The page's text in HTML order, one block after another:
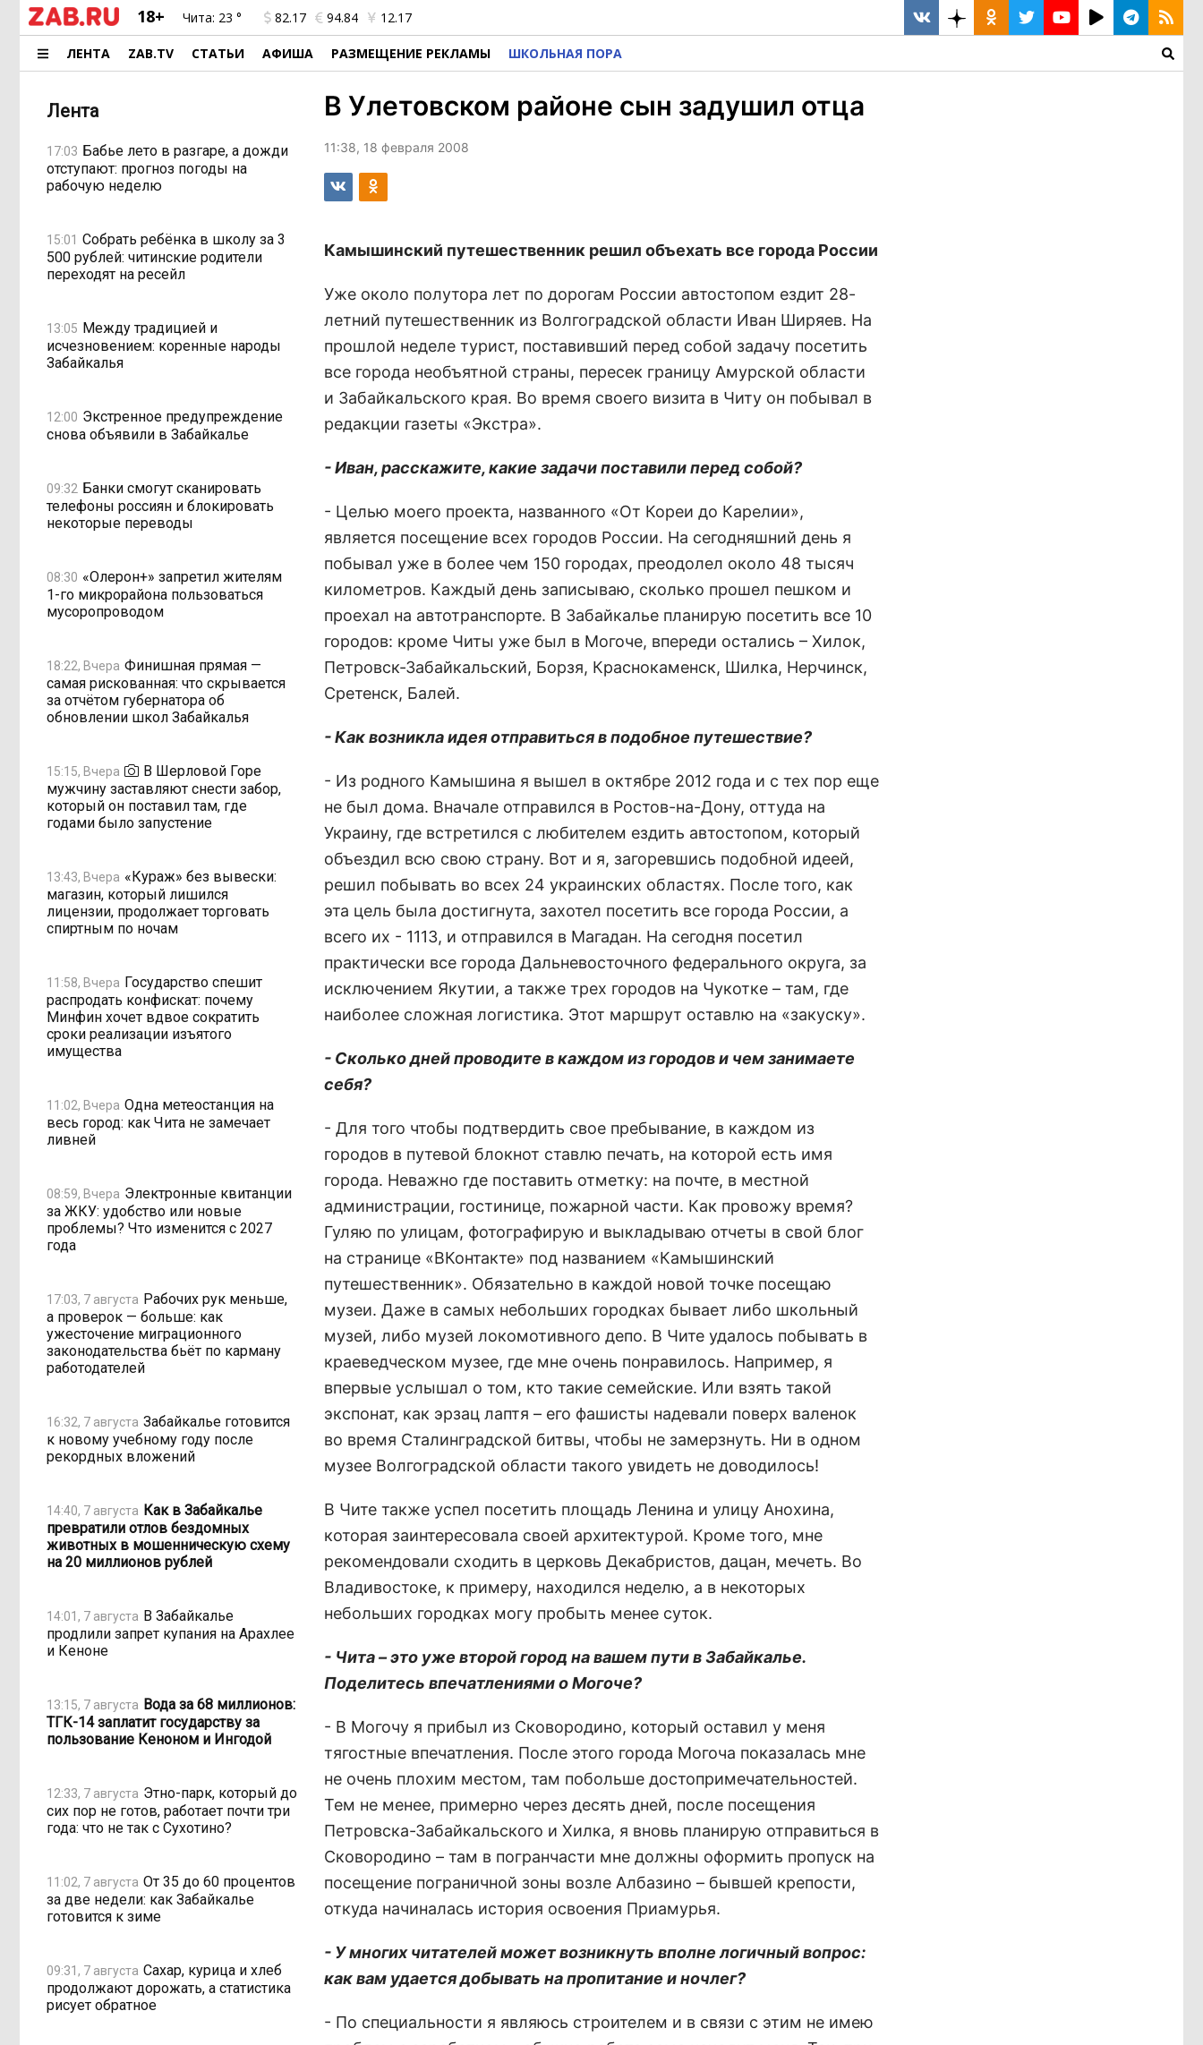
18+ Чита: 23 ° 82.17 94.84 12.17
ЛЕНТА ZAB.TV СТАТЬИ АФИША РАЗМЕЩЕНИЕ РЕКЛАМЫ ШКОЛЬНАЯ ПОРА
Лента
17:03 Бабье лето в разгаре, а дожди
отступают: прогноз погоды на
рабочую неделю
15:01 Собрать ребёнка в школу за 3
500 рублей: читинские родители
переходят на ресейл
13:05 Между традицией и
исчезновением: коренные народы
Забайкалья
12:00 Экстренное предупреждение
снова объявили в Забайкалье
09:32 Банки смогут сканировать
телефоны россиян и блокировать
некоторые переводы
08:30 «Олерон+» запретил жителям
1-го микрорайона пользоваться
мусоропроводом
18:22, Вчера Финишная прямая —
самая рискованная: что скрывается
за отчётом губернатора об
обновлении школ Забайкалья
15:15, Вчера
В Шерловой Горе
мужчину заставляют снести забор,
который он поставил там, где
годами было запустение
13:43, Вчера «Кураж» без вывески:
магазин, который лишился
лицензии, продолжает торговать
спиртным по ночам
11:58, Вчера Государство спешит
распродать конфискат: почему
Минфин хочет вдвое сократить
сроки реализации изъятого
имущества
11:02, Вчера Одна метеостанция на
весь город: как Чита не замечает
ливней
08:59, Вчера Электронные квитанции
за ЖКУ: удобство или новые
проблемы? Что изменится с 2027
года
17:03, 7 августа Рабочих рук меньше,
а проверок — больше: как
ужесточение миграционного
законодательства бьёт по карману
работодателей
16:32, 7 августа Забайкалье готовится
к новому учебному году после
рекордных вложений
14:40, 7 августа Как в Забайкалье
превратили отлов бездомных
животных в мошенническую схему
на 20 миллионов рублей
14:01, 7 августа В Забайкалье
продлили запрет купания на Арахлее
и Кеноне
13:15, 7 августа Вода за 68 миллионов:
ТГК-14 заплатит государству за
пользование Кеноном и Ингодой
12:33, 7 августа Этно-парк, который до
сих пор не готов, работает почти три
года: что не так с Сухотино?
11:02, 7 августа От 35 до 60 процентов
за две недели: как Забайкалье
готовится к зиме
09:31, 7 августа Сахар, курица и хлеб
продолжают дорожать, а статистика
рисует обратное
В Улетовском районе сын задушил отца
11:38, 18 февраля 2008
Камышинский путешественник решил объехать все города России
Уже около полутора лет по дорогам России автостопом ездит 28-
летний путешественник из Волгоградской области Иван Ширяев. На
прошлой неделе турист, поставивший перед собой задачу посетить
все города необъятной страны, пересек границу Амурской области
и Забайкальского края. Во время своего визита в Читу он побывал в
редакции газеты «Экстра».
- Иван, расскажите, какие задачи поставили перед собой?
- Целью моего проекта, названного «От Кореи до Карелии»,
является посещение всех городов России. На сегодняшний день я
побывал уже в более чем 150 городах, преодолел около 48 тысяч
километров. Каждый день записываю, сколько прошел пешком и
проехал на автотранспорте. В Забайкалье планирую посетить все 10
городов: кроме Читы уже был в Могоче, впереди остались – Хилок,
Петровск-Забайкальский, Борзя, Краснокаменск, Шилка, Нерчинск,
Сретенск, Балей.
- Как возникла идея отправиться в подобное путешествие?
- Из родного Камышина я вышел в октябре 2012 года и с тех пор еще
не был дома. Вначале отправился в Ростов-на-Дону, оттуда на
Украину, где встретился с любителем ездить автостопом, который
объездил всю свою страну. Вот и я, загоревшись подобной идеей,
решил побывать во всех 24 украинских областях. После того, как
эта цель была достигнута, захотел посетить все города России, а
всего их - 1113, и отправился в Магадан. На сегодня посетил
практически все города Дальневосточного федерального округа, за
исключением Якутии, а также трех городов на Чукотке – там, где
наиболее сложная логистика. Этот маршрут оставлю на «закуску».
- Сколько дней проводите в каждом из городов и чем занимаете
себя?
- Для того чтобы подтвердить свое пребывание, в каждом из
городов в путевой блокнот ставлю печать, на которой есть имя
города. Неважно где поставить отметку: на почте, в местной
администрации, гостинице, пожарной части. Как провожу время?
Гуляю по улицам, фотографирую и выкладываю отчеты в свой блог
на странице «ВКонтакте» под названием «Камышинский
путешественник». Обязательно в каждой новой точке посещаю
музеи. Даже в самых небольших городках бывает либо школьный
музей, либо музей локомотивного депо. В Чите удалось побывать в
краеведческом музее, где мне очень понравилось. Например, я
впервые услышал о том, кто такие семейские. Или взять такой
экспонат, как эрзац лаптя – его фашисты надевали поверх валенок
во время Сталинградской битвы, чтобы не замерзнуть. Ни в одном
музее Волгоградской области такого увидеть не доводилось!
В Чите также успел посетить площадь Ленина и улицу Анохина,
которая заинтересовала своей архитектурой. Кроме того, мне
рекомендовали сходить в церковь Декабристов, дацан, мечеть. Во
Владивостоке, к примеру, находился неделю, а в некоторых
небольших городках могу пробыть менее суток.
- Чита – это уже второй город на вашем пути в Забайкалье.
Поделитесь впечатлениями о Могоче?
- В Могочу я прибыл из Сковородино, который оставил у меня
тягостные впечатления. После этого города Могоча показалась мне
не очень плохим местом, там побольше достопримечательностей.
Тем не менее, примерно через десять дней, после посещения
Петровска-Забайкальского и Хилка, я вновь планирую отправиться в
Сковородино – там в погранчасти мне должны оформить пропуск на
посещение пограничной зоны возле Албазино – бывшей крепости,
откуда начиналась история освоения Приамурья.
- У многих читателей может возникнуть вполне логичный вопрос:
как вам удается добывать на пропитание и ночлег?
- По специальности я являюсь строителем и в связи с этим не имею